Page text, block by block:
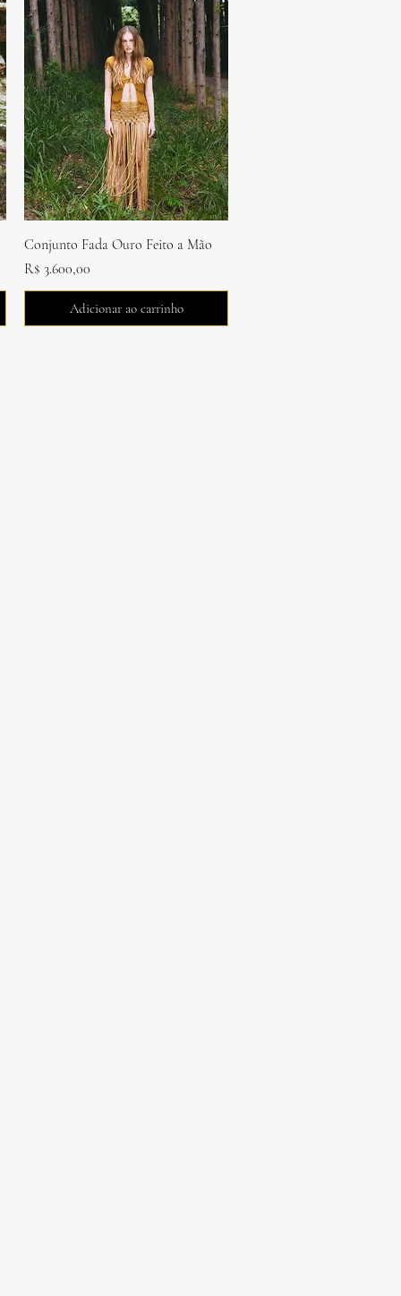
Visualização rápida
Conjunto Fada Ouro Feito a Mão
Preço
R$ 3.600,00
Adicionar ao carrinho